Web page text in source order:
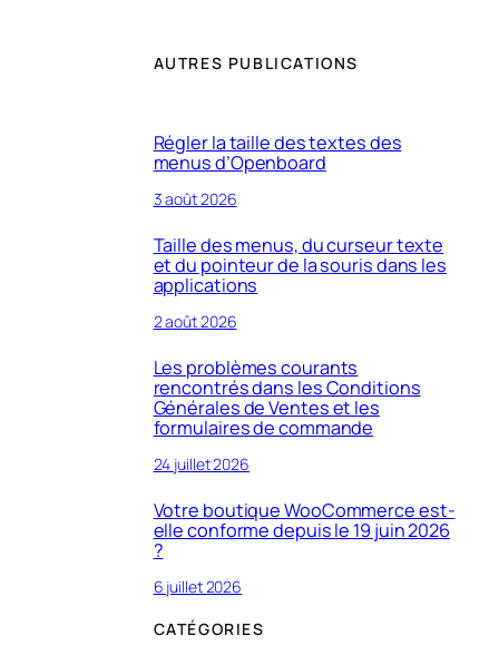
AUTRES PUBLICATIONS
Régler la taille des textes des
menus d’Openboard
3 août 2026
Taille des menus, du curseur texte
et du pointeur de la souris dans les
applications
2 août 2026
Les problèmes courants
rencontrés dans les Conditions
Générales de Ventes et les
formulaires de commande
24 juillet 2026
Votre boutique WooCommerce est-
elle conforme depuis le 19 juin 2026
?
6 juillet 2026
CATÉGORIES